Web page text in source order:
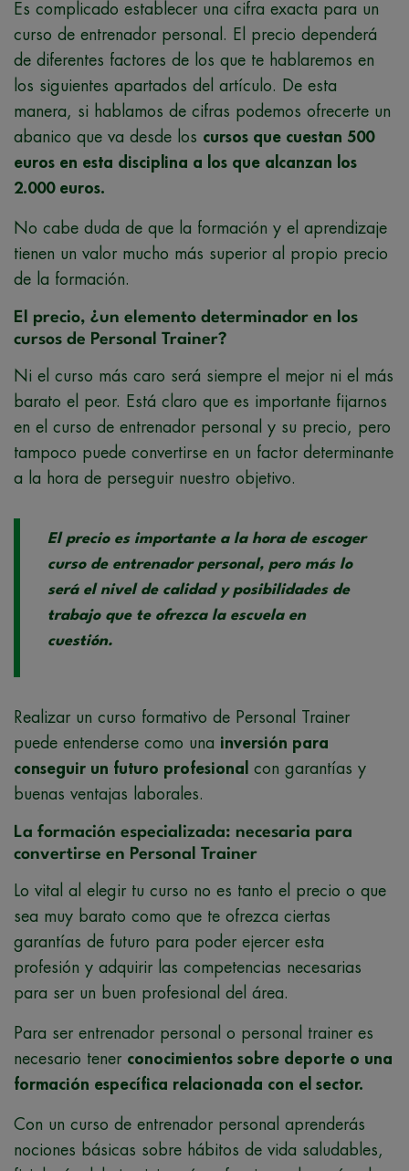
Es complicado establecer una cifra exacta para un
curso de entrenador personal. El precio dependerá
de diferentes factores de los que te hablaremos en
los siguientes apartados del artículo. De esta
manera, si hablamos de cifras podemos ofrecerte un
abanico que va desde los cursos que cuestan 500
euros en esta disciplina a los que alcanzan los
2.000 euros.
No cabe duda de que la formación y el aprendizaje
tienen un valor mucho más superior al propio precio
de la formación.
El precio, ¿un elemento determinador en los
cursos de Personal Trainer?
Ni el curso más caro será siempre el mejor ni el más
barato el peor. Está claro que es importante fijarnos
en el curso de entrenador personal y su precio, pero
tampoco puede convertirse en un factor determinante
a la hora de perseguir nuestro objetivo.
El precio es importante a la hora de escoger
curso de entrenador personal, pero más lo
será el nivel de calidad y posibilidades de
trabajo que te ofrezca la escuela en
cuestión.
Realizar un curso formativo de Personal Trainer
puede entenderse como una inversión para
conseguir un futuro profesional
con garantías y
buenas ventajas laborales.
La formación especializada: necesaria para
convertirse en Personal Trainer
Lo vital al elegir tu curso no es tanto el precio o que
sea muy barato como que te ofrezca ciertas
garantías de futuro para poder ejercer esta
profesión y adquirir las competencias necesarias
para ser un buen profesional del área.
Para ser entrenador personal o personal trainer es
necesario tener conocimientos sobre deporte o una
formación específica relacionada con el sector.
Con un curso de entrenador personal aprenderás
nociones básicas sobre hábitos de vida saludables,